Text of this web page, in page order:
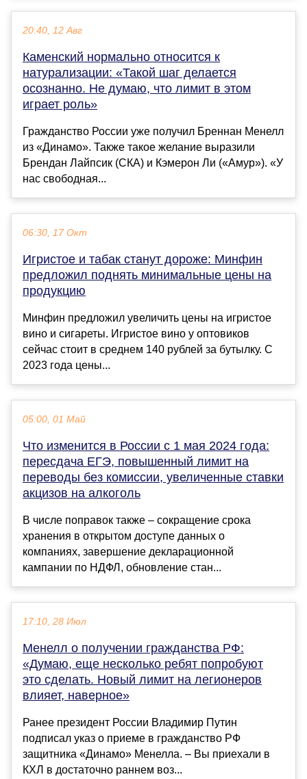
20:40, 12 Авг
Каменский нормально относится к
натурализации: «Такой шаг делается
осознанно. Не думаю, что лимит в этом
играет роль»
Гражданство России уже получил Бреннан Менелл
из «Динамо». Также такое желание выразили
Брендан Лайпсик (СКА) и Кэмерон Ли («Амур»). «У
нас свободная...
06:30, 17 Окт
Игристое и табак станут дороже: Минфин
предложил поднять минимальные цены на
продукцию
Минфин предложил увеличить цены на игристое
вино и сигареты. Игристое вино у оптовиков
сейчас стоит в среднем 140 рублей за бутылку. С
2023 года цены...
05:00, 01 Май
Что изменится в России с 1 мая 2024 года:
пересдача ЕГЭ, повышенный лимит на
переводы без комиссии, увеличенные ставки
акцизов на алкоголь
В числе поправок также – сокращение срока
хранения в открытом доступе данных о
компаниях, завершение декларационной
кампании по НДФЛ, обновление стан...
17:10, 28 Июл
Менелл о получении гражданства РФ:
«Думаю, еще несколько ребят попробуют
это сделать. Новый лимит на легионеров
влияет, наверное»
Ранее президент России Владимир Путин
подписал указ о приеме в гражданство РФ
защитника «Динамо» Менелла. – Вы приехали в
КХЛ в достаточно раннем воз...